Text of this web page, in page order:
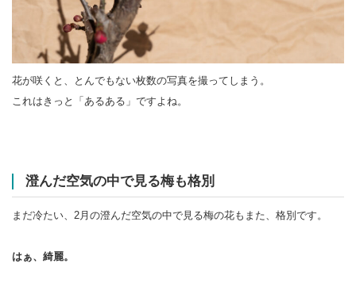
花が咲くと、とんでもない枚数の写真を撮ってしまう。
これはきっと「あるある」ですよね。
澄んだ空気の中で見る梅も格別
まだ冷たい、2月の澄んだ空気の中で見る梅の花もまた、格別です。
はぁ、綺麗。